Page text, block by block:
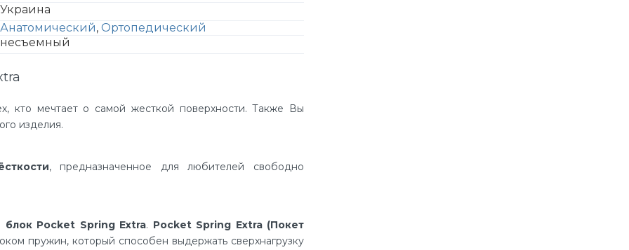
Украина
Анатомический, Ортопедический
несъемный
кто мечтает о самой жесткой поверхности. Также Вы
изделия.
, предназначенное для любителей свободно
Pocket Spring Extra. Pocket Spring Extra (Покет
пружин, который способен выдержать сверхнагрузку